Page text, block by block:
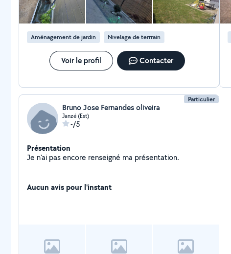
Aménagement de jardin Nivelage de terrrain
Voir le profil Contacter
Particulier
Bruno Jose Fernandes oliveira
Janzé (Est)
-/5
Présentation
Je n'ai pas encore renseigné ma présentation.
Aucun avis pour l'instant